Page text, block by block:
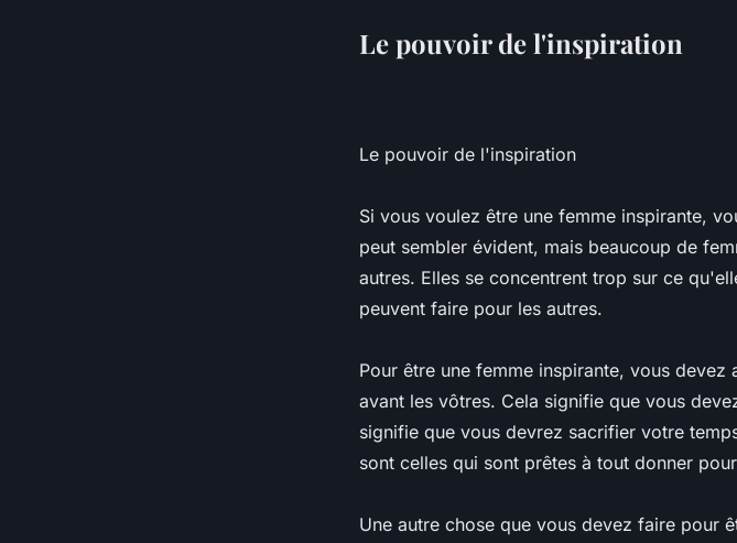
Le pouvoir de l'inspiration
Le pouvoir de l'inspiration
Si vous voulez être une femme inspirante,
peut sembler évident, mais beaucoup de
autres. Elles se concentrent trop sur ce
peuvent faire pour les autres.
Pour être une femme inspirante, vous
avant les vôtres. Cela signifie que vous
signifie que vous devrez sacrifier votre
sont celles qui sont prêtes à tout donner
Une autre chose que vous devez faire pour